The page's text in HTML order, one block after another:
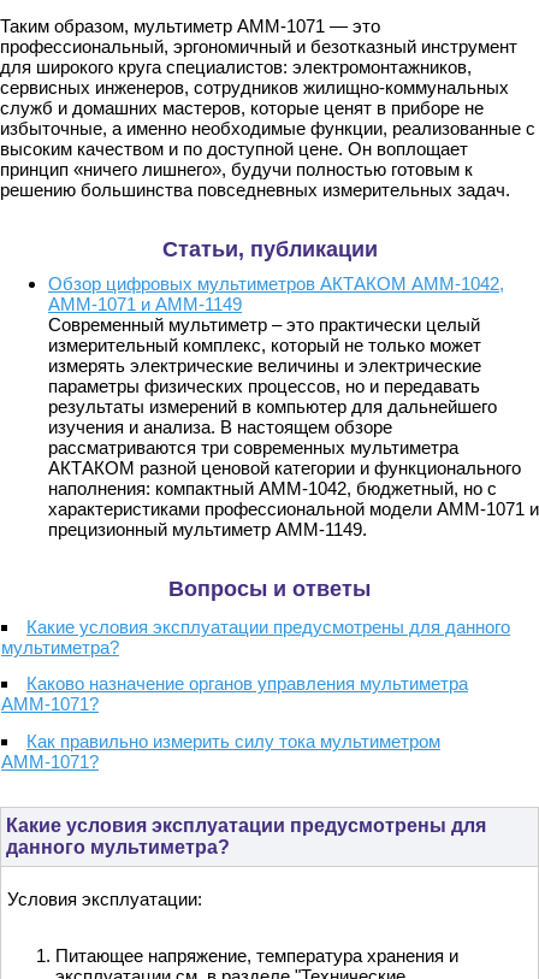
Таким образом, мультиметр АММ-1071 — это
профессиональный, эргономичный и безотказный инструмент
для широкого круга специалистов: электромонтажников,
сервисных инженеров, сотрудников жилищно-коммунальных
служб и домашних мастеров, которые ценят в приборе не
избыточные, а именно необходимые функции, реализованные с
высоким качеством и по доступной цене. Он воплощает
принцип «ничего лишнего», будучи полностью готовым к
решению большинства повседневных измерительных задач.
Статьи, публикации
Обзор цифровых мультиметров АКТАКОМ АММ-1042,
АММ-1071 и АММ-1149
Современный мультиметр – это практически целый
измерительный комплекс, который не только может
измерять электрические величины и электрические
параметры физических процессов, но и передавать
результаты измерений в компьютер для дальнейшего
изучения и анализа. В настоящем обзоре
рассматриваются три современных мультиметра
АКТАКОМ разной ценовой категории и функционального
наполнения: компактный АММ-1042, бюджетный, но с
характеристиками профессиональной модели АММ-1071 и
прецизионный мультиметр АММ-1149.
Вопросы и ответы
Какие условия эксплуатации предусмотрены для данного
мультиметра?
Каково назначение органов управления мультиметра
АММ-1071?
Как правильно измерить силу тока мультиметром
АММ-1071?
Какие условия эксплуатации предусмотрены для
данного мультиметра?
Условия эксплуатации:
Питающее напряжение, температура хранения и